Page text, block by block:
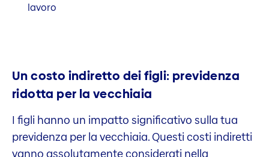
lavoro
Un costo indiretto dei figli: previdenza
ridotta per la vecchiaia
I figli hanno un impatto significativo sulla tua
previdenza per la vecchiaia. Questi costi indiretti
vanno assolutamente considerati nella